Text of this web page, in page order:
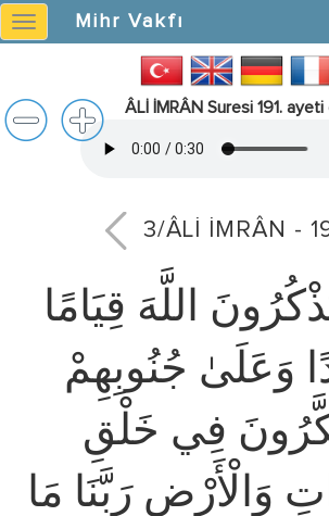
Mihr
Vakfı
Mihr Vakfı
ÂLİ İMRÂN Suresi 191. ayeti
3/ÂLİ İMRÂN -
اللَّهَ قِيَامًا
وَعَلَىٰ جُنُوبِهِمْ
فِي خَلْقِ
وَالْأَرْضِ رَبَّنَا مَا